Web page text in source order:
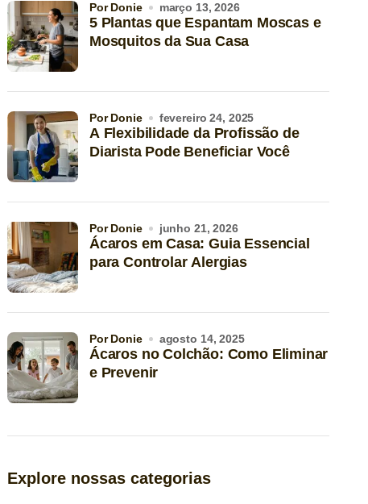
5 Plantas que Espantam Moscas e
Mosquitos da Sua Casa
por Donie março 13, 2026
A Flexibilidade da Profissão de
Diarista Pode Beneficiar Você
por Donie fevereiro 24, 2025
Ácaros em Casa: Guia Essencial
para Controlar Alergias
por Donie junho 21, 2026
Ácaros no Colchão: Como Eliminar
e Prevenir
por Donie agosto 14, 2025
Explore nossas categorias